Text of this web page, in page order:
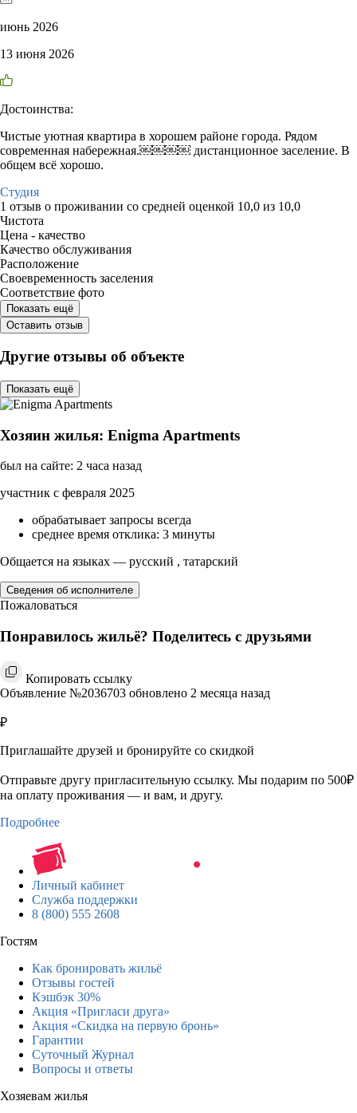
июнь 2026
13 июня 2026
Достоинства:
Чистые уютная квартира в хорошем районе города. Рядом
современная набережная.￼￼￼￼ дистанционное заселение. В
общем всё хорошо.
Студия
1 отзыв о проживании со средней оценкой 10,0 из 10,0
Чистота
Цена - качество
Качество обслуживания
Расположение
Своевременность заселения
Соответствие фото
Показать ещё
Оставить отзыв
Другие отзывы об объекте
Показать ещё
Хозяин жилья: Enigma Apartments
был на сайте: 2 часа назад
участник с февраля 2025
обрабатывает запросы всегда
среднее время отклика: 3 минуты
Общается на языках — русский , татарский
Сведения об исполнителе
Пожаловаться
Понравилось жильё? Поделитесь с друзьями
Копировать ссылку
Объявление №2036703 обновлено 2 месяца назад
₽
Приглашайте друзей и бронируйте со скидкой
Отправьте другу пригласительную ссылку. Мы подарим по 500₽
на оплату проживания — и вам, и другу.
Подробнее
Личный кабинет
Служба поддержки
8 (800) 555 2608
Гостям
Как бронировать жильё
Отзывы гостей
Кэшбэк 30%
Акция «Пригласи друга»
Акция «Скидка на первую бронь»
Гарантии
Суточный Журнал
Вопросы и ответы
Хозяевам жилья